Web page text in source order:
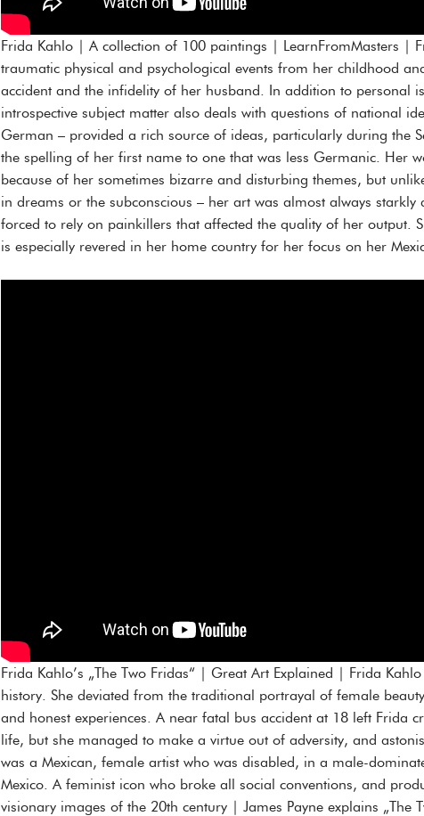
Frida Kahlo | A collection of 100 paintings | LearnFromMasters |
traumatic physical and psychological events from her childhood
accident and the infidelity of her husband. In addition to personal
introspective subject matter also deals with questions of national
German – provided a rich source of ideas, particularly during the
the spelling of her first name to one that was less Germanic. Her
because of her sometimes bizarre and disturbing themes, but
in dreams or the subconscious – her art was almost always
forced to rely on painkillers that affected the quality of her output.
is especially revered in her home country for her focus on her
Frida Kahlo’s „The Two Fridas“ | Great Art Explained | Frida
history. She deviated from the traditional portrayal of female
and honest experiences. A near fatal bus accident at 18 left Frida
life, but she managed to make a virtue out of adversity, and
was a Mexican, female artist who was disabled, in a male-
Mexico. A feminist icon who broke all social conventions, and
visionary images of the 20th century | James Payne explains „The